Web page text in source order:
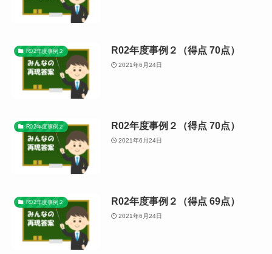
R02年度事例２ R02年度事例２（得点 70点）
2021年6月24日
R02年度事例２ R02年度事例２（得点 70点）
2021年6月24日
R02年度事例２ R02年度事例２（得点 69点）
2021年6月24日